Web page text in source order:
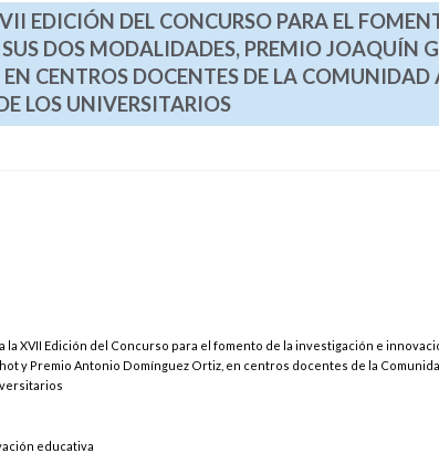
EDICIÓN DEL CONCURSO PARA EL
DOS MODALIDADES, PREMIO JOAQUÍN
CENTROS DOCENTES DE LA
LOS UNIVERSITARIOS
la XVII Edición del Concurso para el fomento de la investigación e
y Premio Antonio Domínguez Ortiz, en centros docentes de la
educativa